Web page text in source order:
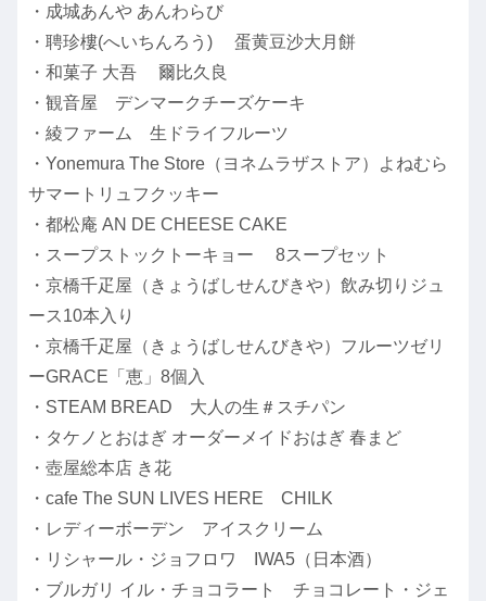
・成城あんや あんわらび
・聘珍樓(へいちんろう) 蛋黄豆沙大月餅
・和菓子 大吾 爾比久良
・観音屋 デンマークチーズケーキ
・綾ファーム 生ドライフルーツ
・Yonemura The Store（ヨネムラザストア）よねむら
サマートリュフクッキー
・都松庵 AN DE CHEESE CAKE
・スープストックトーキョー 8スープセット
・京橋千疋屋（きょうばしせんびきや）飲み切りジュ
ース10本入り
・京橋千疋屋（きょうばしせんびきや）フルーツゼリ
ーGRACE「恵」8個入
・STEAM BREAD 大人の生＃スチパン
・タケノとおはぎ オーダーメイドおはぎ 春まど
・壺屋総本店 き花
・cafe The SUN LIVES HERE CHILK
・レディーボーデン アイスクリーム
・リシャール・ジョフロワ IWA5（日本酒）
・ブルガリ イル・チョコラート チョコレート・ジェ